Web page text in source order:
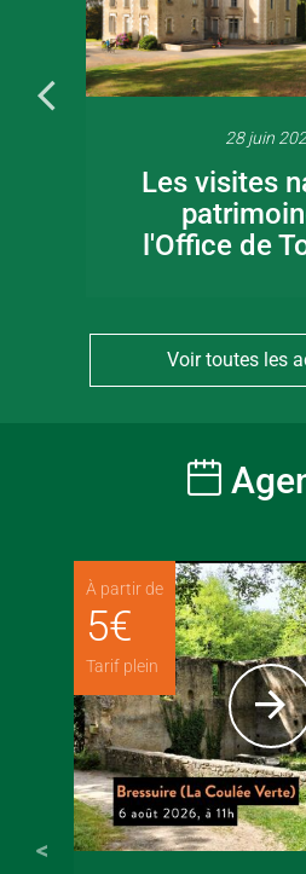
28 juin
Les visites
l'Office de
Voir toutes les
À partir de
5€
Tarif plein